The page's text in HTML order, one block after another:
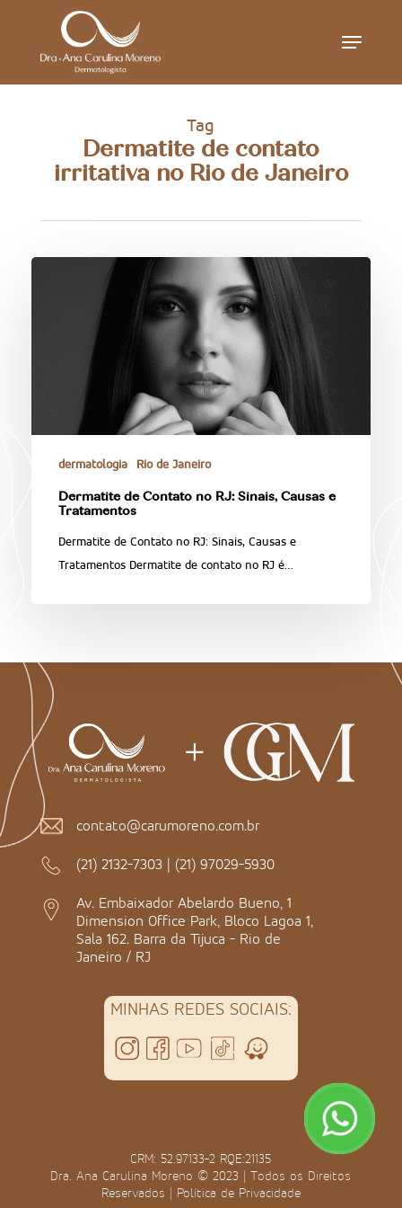
Menu
Tag
Dermatite de contato
irritativa no Rio de Janeiro
dermatologia Rio de Janeiro
Dermatite de Contato no RJ: Sinais, Causas e
Tratamentos
Dermatite de Contato no RJ: Sinais, Causas e
Tratamentos Dermatite de contato no RJ é…
contato@carumoreno.com.br
(21) 2132-7303 | (21) 97029-5930
Av. Embaixador Abelardo Bueno, 1
Dimension Office Park, Bloco Lagoa 1,
Sala 162. Barra da Tijuca - Rio de
Janeiro / RJ
MINHAS REDES SOCIAIS:
CRM: 52.97133-2 RQE:21135
Dra. Ana Carulina Moreno © 2023 | Todos os Direitos
Reservados | Política de Privacidade